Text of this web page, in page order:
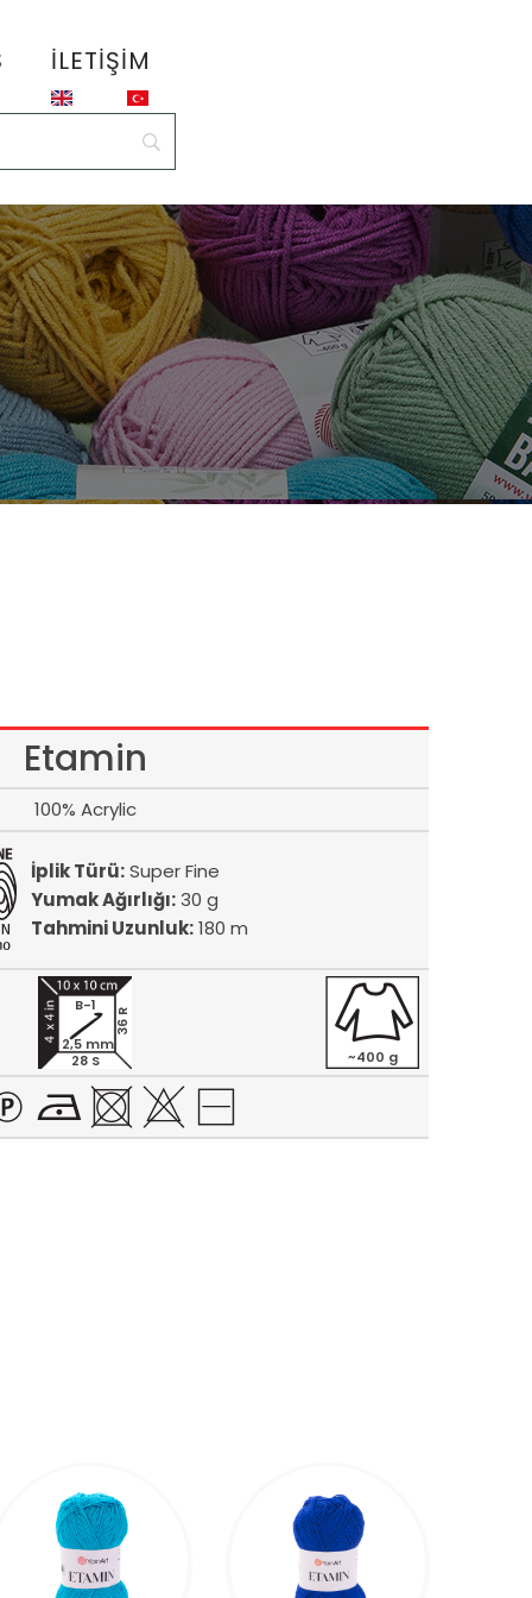
İLETIŞIM
Etamin
100% Acrylic
İplik Türü:Super Fine
Yumak Ağırlığı:30 g
Tahmini Uzunluk:180 m
28 S
36 R
B-1
2,5 mm
~400 g